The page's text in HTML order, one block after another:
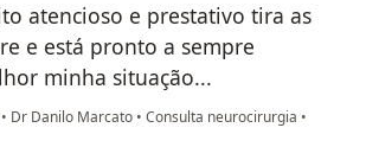
atencioso e prestativo tira as
e está pronto a sempre
minha situação...
• Dr Danilo Marcato • Consulta neurocirurgia •
CSX